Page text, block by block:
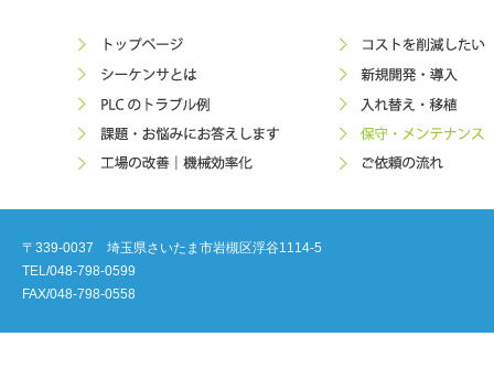
〒339-0037 埼玉県さいたま市岩槻区浮谷1114-5
TEL/048-798-0599
FAX/048-798-0558